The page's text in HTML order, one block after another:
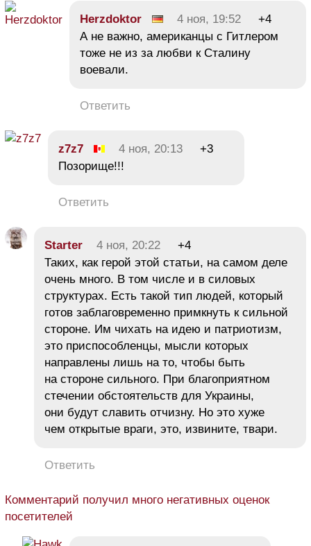
Herzdoktor 4 ноя, 19:52
+4
А не важно, американцы с Гитлером
тоже не из за любви к Сталину
воевали.
Ответить
z7z7 4 ноя, 20:13
+3
Позорище!!!
Ответить
Starter 4 ноя, 20:22
+4
Таких, как герой этой статьи, на самом деле
очень много. В том числе и в силовых
структурах. Есть такой тип людей, который
готов заблаговременно примкнуть к сильной
стороне. Им чихать на идею и патриотизм,
это приспособленцы, мысли которых
направлены лишь на то, чтобы быть
на стороне сильного. При благоприятном
стечении обстоятельств для Украины,
они будут славить отчизну. Но это хуже
чем открытые враги, это, извините, твари.
Ответить
Комментарий получил много негативных оценок
посетителей